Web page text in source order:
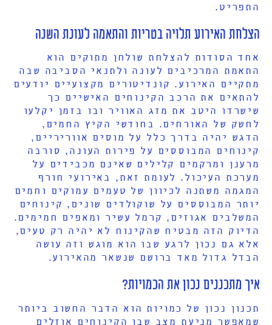
התפריט.
הצלחת האירוע תלויה בטריות והתאמה לעונת השנה
אחד הסודות להצלחת שולחן מתוקים הוא
התאמת המרכיבים לעונה ולתנאי הסביבה שבה
מתקיים האירוע. קונדיטורים מקצועיים יודעים
להתאים את הרכב הקינוחים האישיים כך
שישרדו היטב את מזג האוויר ובו בזמן יקלעו
לחשק של האורחים. בחודשי הקיץ החמים,
הדגש יהיה בדרך כלל על מוסים אווריריים,
קינוחים המבוססים על פירות העונה, סורבה
מרענן ומרקמים קלילים שאינם מכבידים על
מערכת העיכול. לעומת זאת, באירועי חורף
המגמה משתנה לכיוון של טעמים עמוקים וחמים
יותר המבוססים על שוקולדים שונים, קינוחים
המשלבים אגוזים, קרמל עשיר ומאפים חמימים.
הדיוק הזה מבטיח שהקינוח לא יהיה רק טעים,
אלא גם נכון לרגע שבו הוא מוגש וזה עושה
הבדל גדול מאד ברושם שנשאר מהאירוע.
איך מתכננים נכון את הכמויות?
תכנון נכון של כמויות הוא הדבר החשוב ביותר
שמאפשר מניעת מצב שבו הקינוחים אוזלים